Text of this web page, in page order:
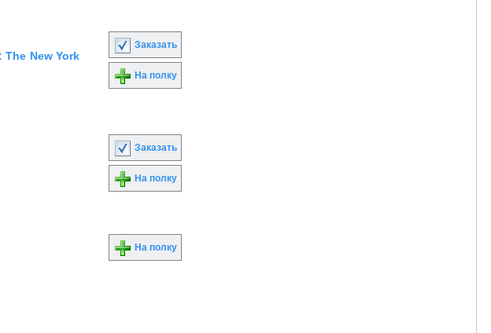
New York
Заказать
На полку
Заказать
На полку
На полку